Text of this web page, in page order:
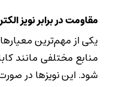
مقاومت در برابر نویز
منابع مختلفی مانند
شود. این نویزها در